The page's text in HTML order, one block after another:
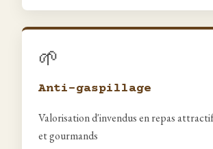
🌱
Anti-gaspillage
Valorisation d'invendus en repas
et gourmands